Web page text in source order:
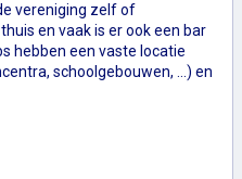
vereniging zelf of
en vaak is er ook een bar
hebben een vaste locatie
schoolgebouwen, …) en